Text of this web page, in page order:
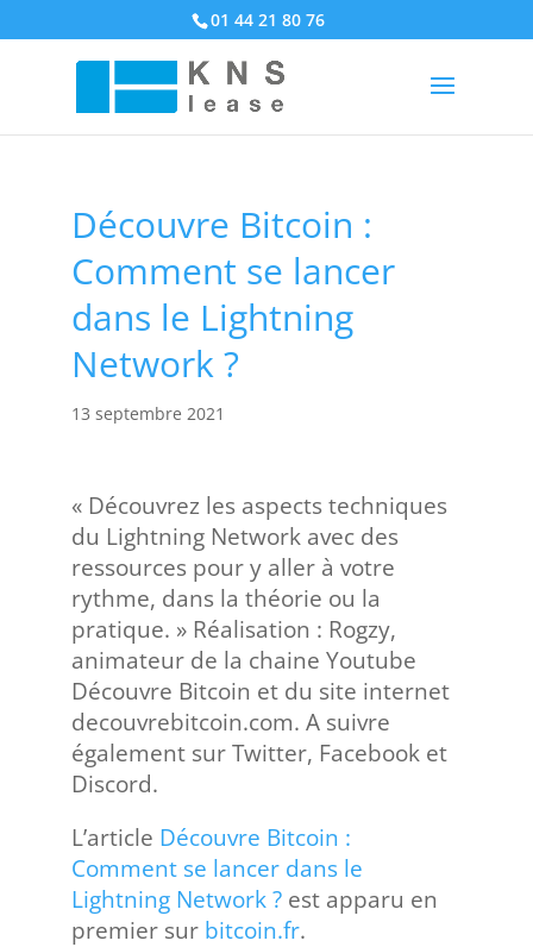
01 44 21 80 76
Découvre Bitcoin :
Comment se lancer
dans le Lightning
Network ?
13 septembre 2021
« Découvrez les aspects techniques
du Lightning Network avec des
ressources pour y aller à votre
rythme, dans la théorie ou la
pratique. » Réalisation : Rogzy,
animateur de la chaine Youtube
Découvre Bitcoin et du site internet
decouvrebitcoin.com. A suivre
également sur Twitter, Facebook et
Discord.
L’article Découvre Bitcoin :
Comment se lancer dans le
Lightning Network ?est apparu en
premier sur bitcoin.fr.